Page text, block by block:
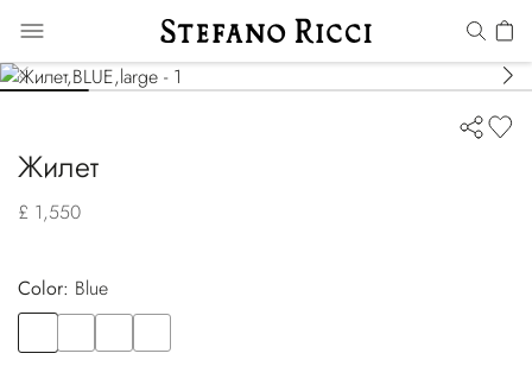
Жилет
£ 1,550
Color:
blue